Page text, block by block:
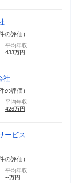
の評価）
平均年収
433万円
社
の評価）
平均年収
426万円
ービス
の評価）
平均年収
--万円